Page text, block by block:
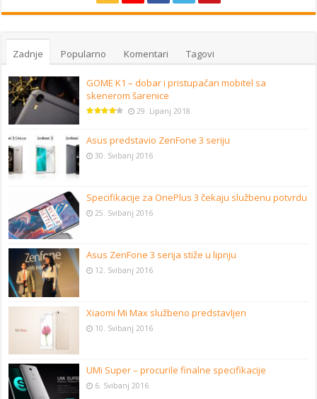
Zadnje Popularno Komentari Tagovi
GOME K1 – dobar i pristupačan mobitel sa
skenerom šarenice
29. Lipanj 2018
Asus predstavio ZenFone 3 seriju
30. Svibanj 2016
Specifikacije za OnePlus 3 čekaju službenu potvrdu
25. Svibanj 2016
Asus ZenFone 3 serija stiže u lipnju
12. Svibanj 2016
Xiaomi Mi Max službeno predstavljen
10. Svibanj 2016
UMi Super – procurile finalne specifikacije
6. Svibanj 2016